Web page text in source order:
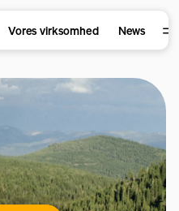
Vores virksomhed News